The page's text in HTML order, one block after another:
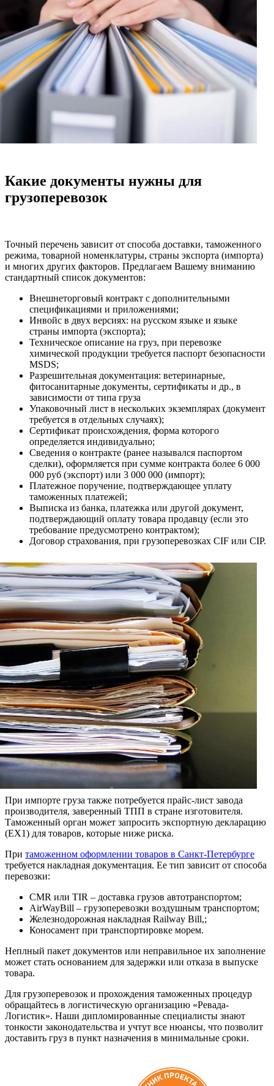
Какие документы нужны для
грузоперевозок
Точный перечень зависит от способа доставки, таможенного
режима, товарной номенклатуры, страны экспорта (импорта)
и многих других факторов. Предлагаем Вашему вниманию
стандартный список документов:
Внешнеторговый контракт с дополнительными
спецификациями и приложениями;
Инвойс в двух версиях: на русском языке и языке
страны импорта (экспорта);
Техническое описание на груз, при перевозке
химической продукции требуется паспорт безопасности
MSDS;
Разрешительная документация: ветеринарные,
фитосанитарные документы, сертификаты и др., в
зависимости от типа груза
Упаковочный лист в нескольких экземплярах (документ
требуется в отдельных случаях);
Сертификат происхождения, форма которого
определяется индивидуально;
Сведения о контракте (ранее назывался паспортом
сделки), оформляется при сумме контракта более 6 000
000 руб (экспорт) или 3 000 000 (импорт);
Платежное поручение, подтверждающее уплату
таможенных платежей;
Выписка из банка, платежка или другой документ,
подтверждающий оплату товара продавцу (если это
требование предусмотрено контрактом);
Договор страхования, при грузоперевозках CIF или CIP.
При импорте груза также потребуется прайс-лист завода
производителя, заверенный ТПП в стране изготовителя.
Таможенный орган может запросить экспортную декларацию
(EX1) для товаров, которые ниже риска.
При таможенном оформлении товаров в Санкт-Петербурге
требуется накладная документация. Ее тип зависит от способа
перевозки:
CMR или TIR – доставка грузов автотранспортом;
AirWayBill – грузоперевозки воздушным транспортом;
Железнодорожная накладная Railway Bill,;
Коносамент при транспортировке морем.
Неплный пакет документов или неправильное их заполнение
может стать основанием для задержки или отказа в выпуске
товара.
Для грузоперевозок и прохождения таможенных процедур
обращайтесь в логистическую организацию «Ревада-
Логистик». Наши дипломированные специалисты знают
тонкости законодательства и учтут все нюансы, что позволит
доставить груз в пункт назначения в минимальные сроки.